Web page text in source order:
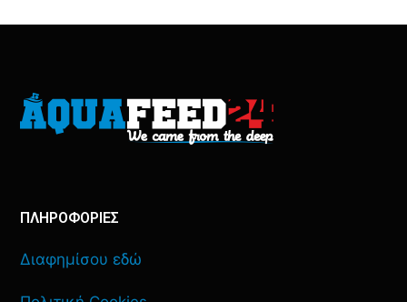
ΠΛΗΡΟΦΟΡΙΕΣ
Διαφημίσου εδώ